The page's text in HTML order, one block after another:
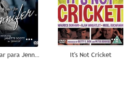
No hay lugar para Jennifer It's Not Cricket